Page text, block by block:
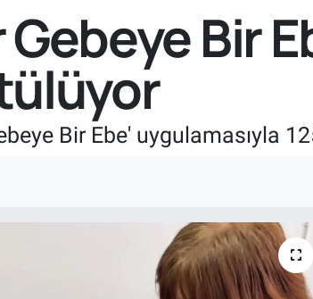
Bir
Bir Ebe' uygulamasıyla